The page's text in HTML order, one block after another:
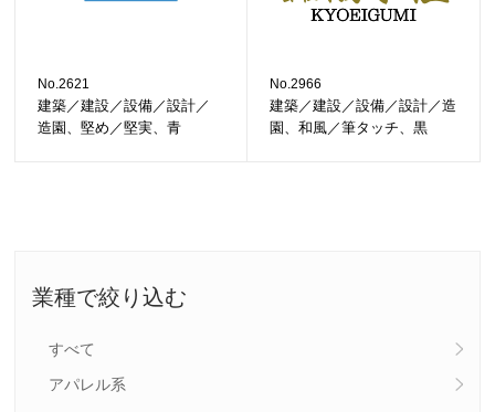
業種で絞り込む
すべて
アパレル系
No.2621
建築／建設／設備／設計／
造園、堅め／堅実、青
No.2966
建築／建設／設備／設計／造
園、和風／筆タッチ、黒